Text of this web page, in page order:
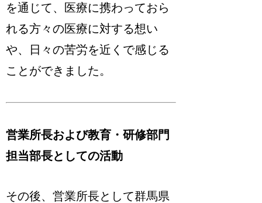
を通じて、医療に携わっておら
れる方々の医療に対する想い
や、日々の苦労を近くで感じる
ことができました。
営業所長および教育・研修部門
担当部長としての活動
その後、営業所長として群馬県